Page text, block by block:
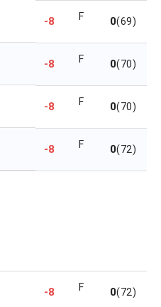
-8 F 0(69)
-8 F 0(70)
-8 F 0(70)
-8 F 0(72)
-8 F 0(72)